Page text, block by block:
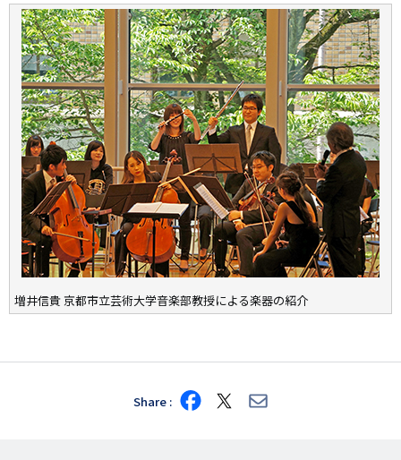
増井信貴 京都市立芸術大学音楽部教授による楽器の紹介
Share Share
on
Share
on
Share
via